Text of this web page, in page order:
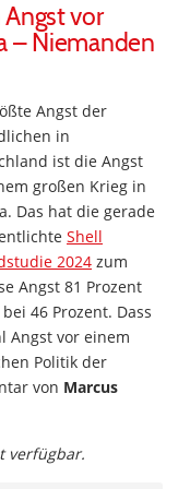
Angst vor
– Niemanden
Angst der
in
ist die Angst
großen Krieg in
Das hat die gerade
Shell
2024 zum
Angst 81 Prozent
46 Prozent. Dass
Angst vor einem
Politik der
von Marcus
verfügbar.